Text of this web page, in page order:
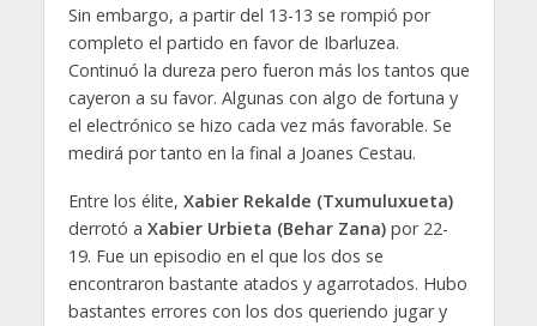
Sin embargo, a partir del 13-13 se rompió por
completo el partido en favor de Ibarluzea.
Continuó la dureza pero fueron más los tantos que
cayeron a su favor. Algunas con algo de fortuna y
el electrónico se hizo cada vez más favorable. Se
medirá por tanto en la final a Joanes Cestau.
Entre los élite, Xabier Rekalde (Txumuluxueta)
derrotó a Xabier Urbieta (Behar Zana)por 22-
19. Fue un episodio en el que los dos se
encontraron bastante atados y agarrotados. Hubo
bastantes errores con los dos queriendo jugar y